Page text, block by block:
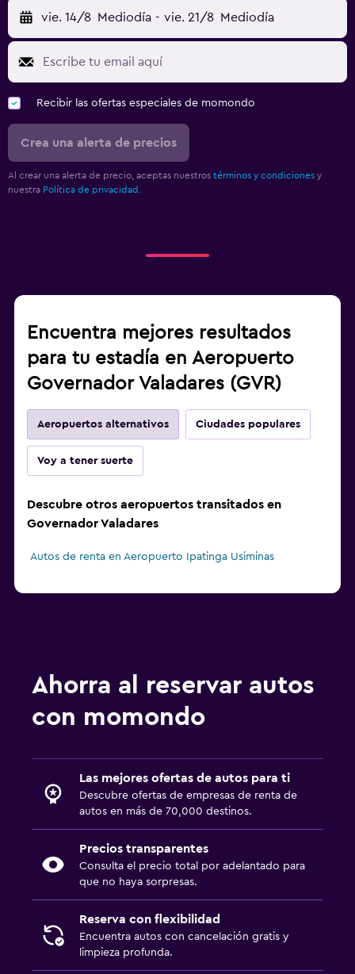
vie. 14/8 Mediodía - vie. 21/8 Mediodía
Recibir las ofertas especiales de momondo
Crea una alerta de precios
Al crear una alerta de precio, aceptas nuestros términos y condiciones y
nuestra Política de privacidad.
Encuentra mejores resultados
para tu estadía en Aeropuerto
Governador Valadares (GVR)
Aeropuertos alternativos Ciudades populares
Voy a tener suerte
Descubre otros aeropuertos transitados en
Governador Valadares
Autos de renta en Aeropuerto Ipatinga Usiminas
Ahorra al reservar autos
con momondo
Las mejores ofertas de autos para ti
Descubre ofertas de empresas de renta de
autos en más de 70,000 destinos.
Precios transparentes
Consulta el precio total por adelantado para
que no haya sorpresas.
Reserva con flexibilidad
Encuentra autos con cancelación gratis y
limpieza profunda.